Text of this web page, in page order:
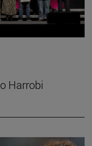
Harrobi